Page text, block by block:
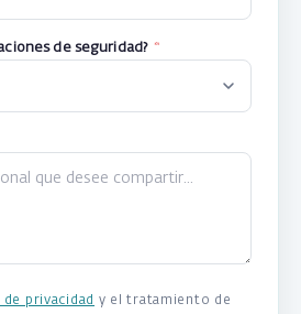
de seguridad? *
privacidad y el tratamiento de